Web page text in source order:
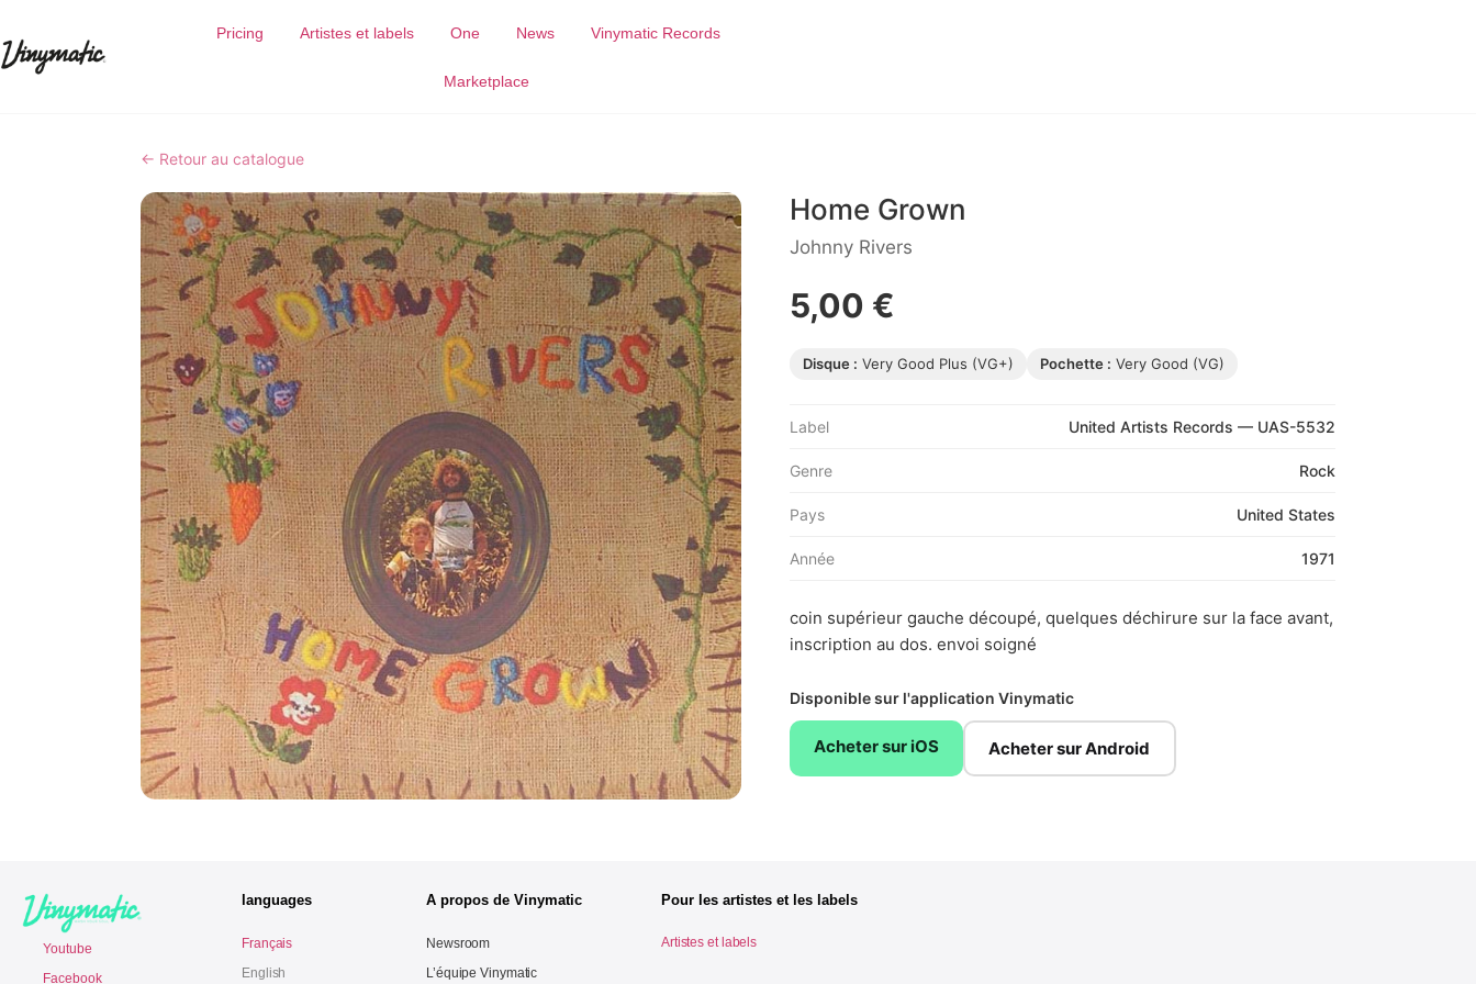
Pricing Artistes et labels One News Vinymatic Records
Marketplace
← Retour au catalogue
Home Grown
Johnny Rivers
5,00 €
Disque : Very Good Plus (VG+) Pochette : Very Good (VG)
Label United Artists Records — UAS-5532
Genre Rock
Pays United States
Année 1971
coin supérieur gauche découpé, quelques déchirure sur la face avant,
inscription au dos. envoi soigné
Disponible sur l'application Vinymatic
Acheter sur iOS Acheter sur Android
Youtube
Facebook
languages
Français
English
A propos de Vinymatic
Newsroom
L’équipe Vinymatic
Pour les artistes et les labels
Artistes et labels